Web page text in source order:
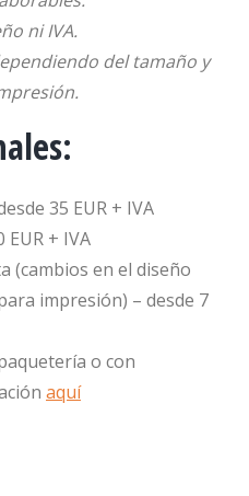
ni IVA.
del tamaño y
35 EUR + IVA
+ IVA
(cambios en el diseño
impresión) – desde 7
o con
aquí